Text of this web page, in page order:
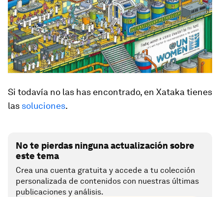
Si todavía no las has encontrado, en Xataka tienes
las soluciones.
No te pierdas ninguna actualización sobre
este tema
Crea una cuenta gratuita y accede a tu colección
personalizada de contenidos con nuestras últimas
publicaciones y análisis.